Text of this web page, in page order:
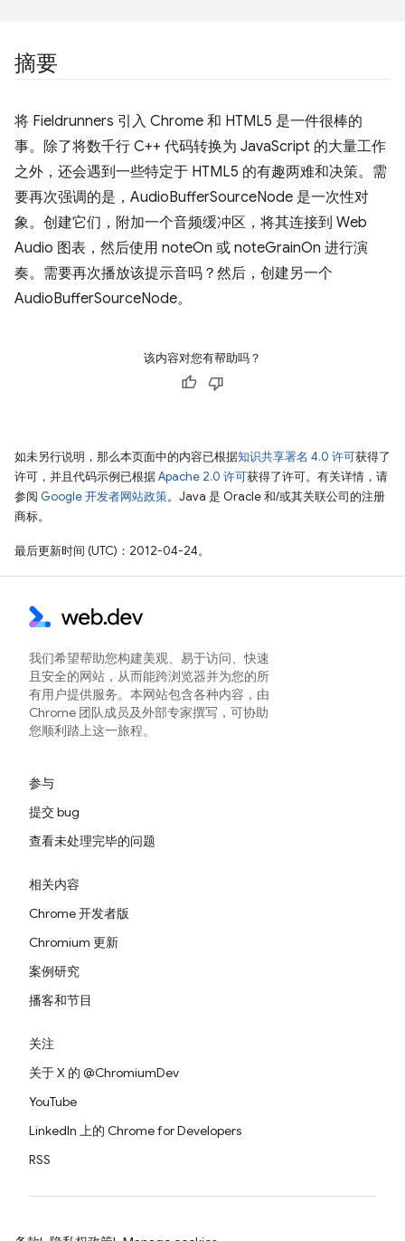
摘要
将 Fieldrunners 引入 Chrome 和 HTML5 是一件很棒的
事。除了将数千行 C++ 代码转换为 JavaScript 的大量工作
之外，还会遇到一些特定于 HTML5 的有趣两难和决策。需
要再次强调的是，AudioBufferSourceNode 是一次性对
象。创建它们，附加一个音频缓冲区，将其连接到 Web
Audio 图表，然后使用 noteOn 或 noteGrainOn 进行演
奏。需要再次播放该提示音吗？然后，创建另一个
AudioBufferSourceNode。
该内容对您有帮助吗？
如未另行说明，那么本页面中的内容已根据知识共享署名 4.0 许可获得了
许可，并且代码示例已根据Apache 2.0 许可获得了许可。有关详情，请
参阅 Google 开发者网站政策。Java 是 Oracle 和/或其关联公司的注册
商标。
最后更新时间 (UTC)：2012-04-24。
我们希望帮助您构建美观、易于访问、快速
且安全的网站，从而能跨浏览器并为您的所
有用户提供服务。本网站包含各种内容，由
Chrome 团队成员及外部专家撰写，可协助
您顺利踏上这一旅程。
参与
提交 bug
查看未处理完毕的问题
相关内容
Chrome 开发者版
Chromium 更新
案例研究
播客和节目
关注
关于 X 的 @ChromiumDev
YouTube
LinkedIn 上的 Chrome for Developers
RSS